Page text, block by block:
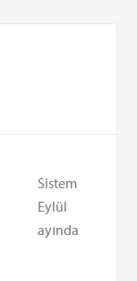
Sistem
Eylül
ayında